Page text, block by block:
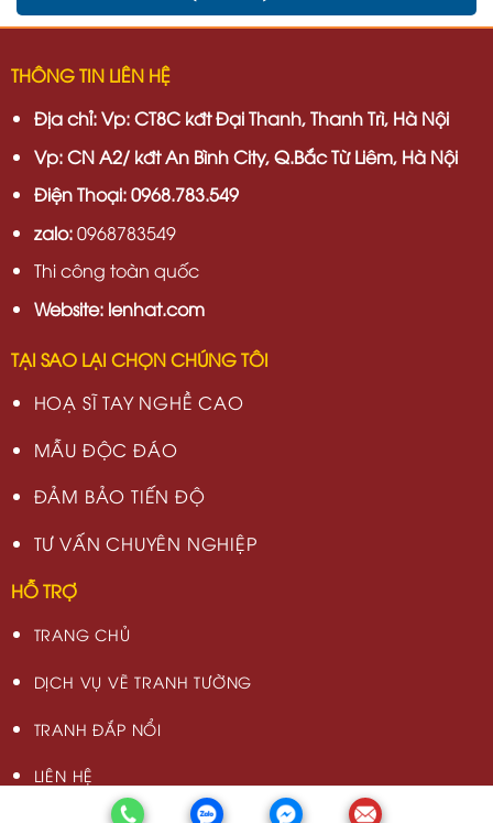
THÔNG TIN LIÊN HỆ
Địa chỉ: Vp: CT8C kđt Đại Thanh, Thanh Trì, Hà Nội
Vp: CN A2/ kđt An Bình City, Q.Bắc Từ Liêm, Hà Nội
Điện Thoại: 0968.783.549
zalo:0968783549
Thi công toàn quốc
Website: lenhat.com
TẠI SAO LẠI CHỌN CHÚNG TÔI
HOẠ SĨ TAY NGHỀ CAO
MẪU ĐỘC ĐÁO
ĐẢM BẢO TIẾN ĐỘ
TƯ VẤN CHUYÊN NGHIỆP
HỖ TRỢ
TRANG CHỦ
DỊCH VỤ VẼ TRANH TƯỜNG
TRANH ĐẮP NỔI
LIÊN HỆ